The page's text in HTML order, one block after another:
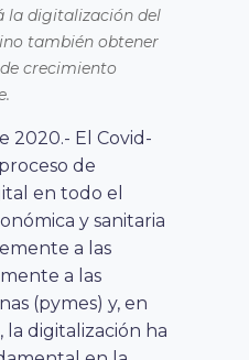
la digitalización del
también obtener
crecimiento
2020.- El Covid-
de
en todo el
y sanitaria
a las
a las
(pymes) y, en
digitalización ha